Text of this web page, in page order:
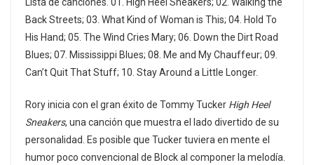
Back Streets; 03. What Kind of Woman is This; 04. Hold To
His Hand; 05. The Wind Cries Mary; 06. Down the Dirt Road
Blues; 07. Mississippi Blues; 08. Me and My Chauffeur; 09.
Can’t Quit That Stuff; 10. Stay Around a Little Longer.
Rory inicia con el gran éxito de Tommy Tucker High Heel
Sneakers, una canción que muestra el lado divertido de su
personalidad. Es posible que Tucker tuviera en mente el
humor poco convencional de Block al componer la melodía.